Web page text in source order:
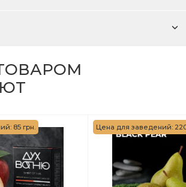
85 грн. Цена для заведений: